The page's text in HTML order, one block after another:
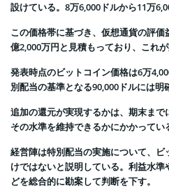
設けている。8万6,000ドルから11万
この価格帯に基づき、仮想通貨の評価
億2,000万円と見積もっており、これ
発表時点のビットコイン価格は6万
別配当の基準となる90,000ドルには明
追加の還元が実現するかは、期末まで
その水準を維持できるかにかかってい
経営陣は特別配当の実施について、
けではないと説明している。利益水
どを総合的に勘案して判断を下す。